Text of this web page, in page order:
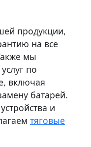
продукции,
на все
мы
по
включая
батарей.
и
тяговые